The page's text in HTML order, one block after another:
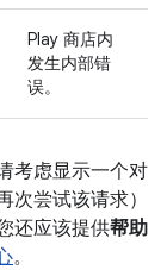
Play 商店内
发生内部错
误。
考虑显示一个对
再次尝试该请求）
还应该提供帮助
。